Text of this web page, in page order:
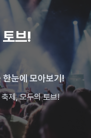
브!
눈에 모아보기!
제, 모두의 토브!